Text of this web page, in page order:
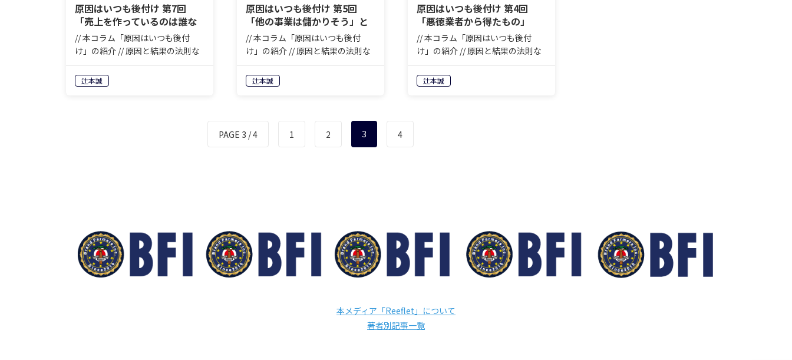
原因はいつも後付け 第7回
「売上を作っているのは誰な
のか？」
// 本コラム「原因はいつも後付
け」の紹介 // 原因と結果の法則な
れば誰も苦労はしません。人生も
商売もまずやってみて、結果が出
辻本誠
原因はいつも後付け 第5回
「他の事業は儲かりそう」と
いう誘惑
// 本コラム「原因はいつも後付
け」の紹介 // 原因と結果の法則な
れば誰も苦労はしません。人生も
商売もまずやってみて、結果が出
辻本誠
原因はいつも後付け 第4回
「悪徳業者から得たもの」
// 本コラム「原因はいつも後付
け」の紹介 // 原因と結果の法則な
れば誰も苦労はしません。人生も
商売もまずやってみて、結果が出
辻本誠
PAGE 3 / 4 1 2 3 4
本メディア「Reeflet」について
著者別記事一覧